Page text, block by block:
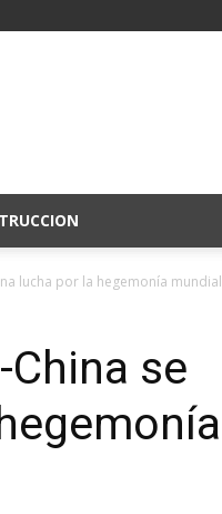
lucha por la hegemonía mundial
China se